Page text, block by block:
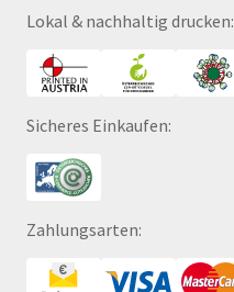
Lokal & nachhaltig drucken:
Sicheres Einkaufen:
Zahlungsarten: